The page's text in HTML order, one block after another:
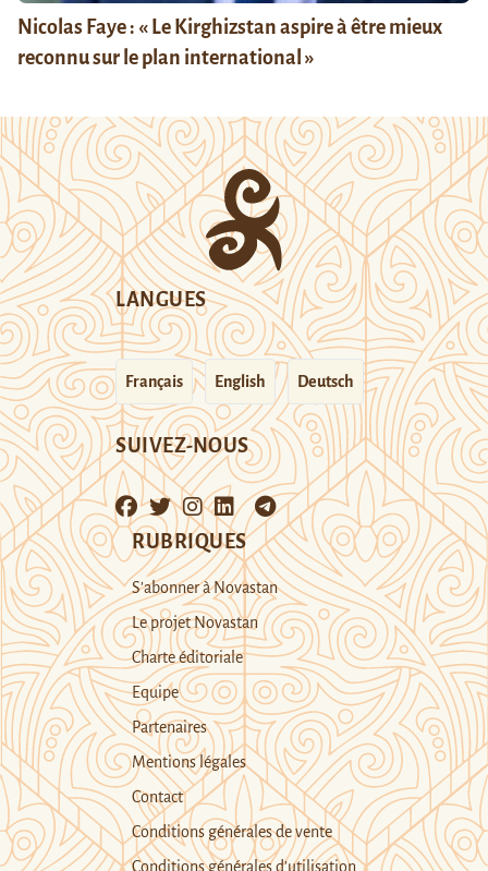
Nicolas Faye : « Le Kirghizstan aspire à être mieux
reconnu sur le plan international »
LANGUES
Français English Deutsch
SUIVEZ-NOUS
RUBRIQUES
S’abonner à Novastan
Le projet Novastan
Charte éditoriale
Equipe
Partenaires
Mentions légales
Contact
Conditions générales de vente
Conditions générales d’utilisation